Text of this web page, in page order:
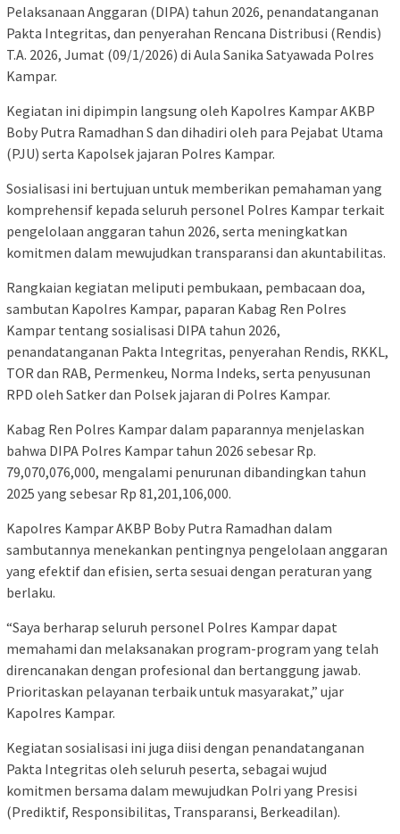
Pelaksanaan Anggaran (DIPA) tahun 2026, penandatanganan
Pakta Integritas, dan penyerahan Rencana Distribusi (Rendis)
T.A. 2026, Jumat (09/1/2026) di Aula Sanika Satyawada Polres
Kampar.
Kegiatan ini dipimpin langsung oleh Kapolres Kampar AKBP
Boby Putra Ramadhan S dan dihadiri oleh para Pejabat Utama
(PJU) serta Kapolsek jajaran Polres Kampar.
Sosialisasi ini bertujuan untuk memberikan pemahaman yang
komprehensif kepada seluruh personel Polres Kampar terkait
pengelolaan anggaran tahun 2026, serta meningkatkan
komitmen dalam mewujudkan transparansi dan akuntabilitas.
Rangkaian kegiatan meliputi pembukaan, pembacaan doa,
sambutan Kapolres Kampar, paparan Kabag Ren Polres
Kampar tentang sosialisasi DIPA tahun 2026,
penandatanganan Pakta Integritas, penyerahan Rendis, RKKL,
TOR dan RAB, Permenkeu, Norma Indeks, serta penyusunan
RPD oleh Satker dan Polsek jajaran di Polres Kampar.
Kabag Ren Polres Kampar dalam paparannya menjelaskan
bahwa DIPA Polres Kampar tahun 2026 sebesar Rp.
79,070,076,000, mengalami penurunan dibandingkan tahun
2025 yang sebesar Rp 81,201,106,000.
Kapolres Kampar AKBP Boby Putra Ramadhan dalam
sambutannya menekankan pentingnya pengelolaan anggaran
yang efektif dan efisien, serta sesuai dengan peraturan yang
berlaku.
“Saya berharap seluruh personel Polres Kampar dapat
memahami dan melaksanakan program-program yang telah
direncanakan dengan profesional dan bertanggung jawab.
Prioritaskan pelayanan terbaik untuk masyarakat,” ujar
Kapolres Kampar.
Kegiatan sosialisasi ini juga diisi dengan penandatanganan
Pakta Integritas oleh seluruh peserta, sebagai wujud
komitmen bersama dalam mewujudkan Polri yang Presisi
(Prediktif, Responsibilitas, Transparansi, Berkeadilan).